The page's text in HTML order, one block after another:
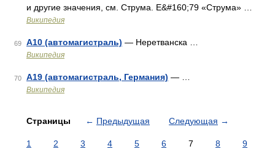
и другие значения, см. Струма. E&#160;79 «Струма» …
Википедия
69 A10 (автомагистраль) — Неретванска …
Википедия
70 A19 (автомагистраль, Германия) — …
Википедия
Страницы ← Предыдущая Следующая →
1 2 3 4 5 6 7 8
9